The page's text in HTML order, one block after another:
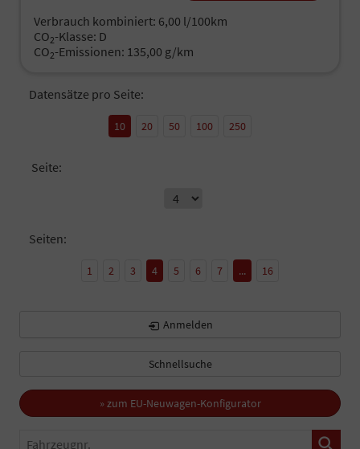
Verbrauch kombiniert: 6,00 l/100km
CO2-Klasse: D
CO2-Emissionen: 135,00 g/km
Datensätze pro Seite:
10 20 50 100 250
Seite:
Seiten:
1 2 3 4 5 6 7 ... 16
Anmelden
Schnellsuche
» zum EU-Neuwagen-Konfigurator
Fahrzeugnr.